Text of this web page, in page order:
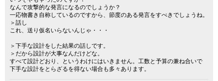
なんで攻撃的な発言になるのでしょうか？
一応物書き自称しているのですから、節度のある発言をすべきでしょうね。
＞話し
これ、送り仮名いらないんじゃ・・・
＞下手な設計をした結果の話しです。
＞だから設計が大事なんだけどな。
すべて設計どおり、というわけにはいきません。工数と予算の兼ね合いで
下手な設計をとらざるを得ない場合も多々あります。